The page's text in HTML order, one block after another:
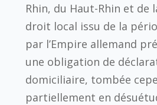
Rhin, du Haut-Rhin et de
droit local issu de la
par l’Empire allemand
une obligation de
domiciliaire, tombée
partiellement en